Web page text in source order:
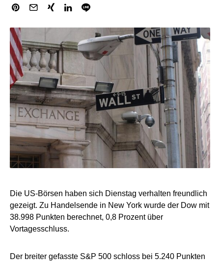
Die US-Börsen haben sich Dienstag verhalten freundlich
gezeigt. Zu Handelsende in New York wurde der Dow mit
38.998 Punkten berechnet, 0,8 Prozent über
Vortagesschluss.
Der breiter gefasste S&P 500 schloss bei 5.240 Punkten